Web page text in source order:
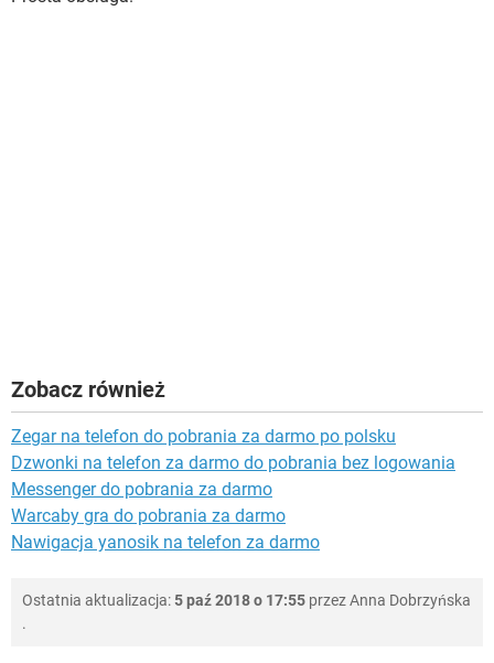
Zobacz również
Zegar na telefon do pobrania za darmo po polsku
Dzwonki na telefon za darmo do pobrania bez logowania
Messenger do pobrania za darmo
Warcaby gra do pobrania za darmo
Nawigacja yanosik na telefon za darmo
Ostatnia aktualizacja:5 paź 2018 o 17:55 przezAnna Dobrzyńska
.